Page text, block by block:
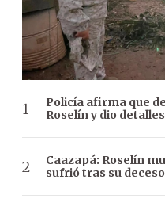
Policía afirma que
Roselín y dio
Caazapá: Roselín
sufrió tras su